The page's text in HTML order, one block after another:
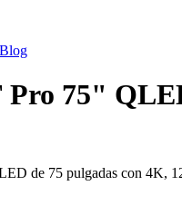
Blog
75"
de 75 pulgadas con 4K,